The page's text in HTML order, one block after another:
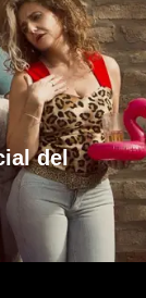
del